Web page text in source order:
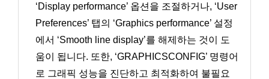
‘Display performance’ 옵션을 조절하거나, ‘User
Preferences’ 탭의 ‘Graphics performance’ 설정
에서 ‘Smooth line display’를 해제하는 것이 도
움이 됩니다. 또한, ‘GRAPHICSCONFIG’ 명령어
로 그래픽 성능을 진단하고 최적화하여 불필요